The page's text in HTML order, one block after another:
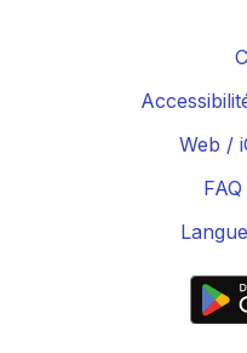
Web /